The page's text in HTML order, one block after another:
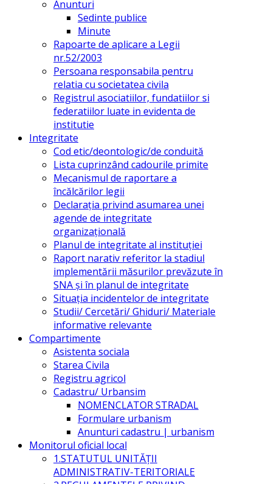
Anunturi
Sedinte publice
Minute
Rapoarte de aplicare a Legii
nr.52/2003
Persoana responsabila pentru
relatia cu societatea civila
Registrul asociatiilor, fundatiilor si
federatiilor luate in evidenta de
institutie
Integritate
Cod etic/deontologic/de conduită
Lista cuprinzând cadourile primite
Mecanismul de raportare a
încălcărilor legii
Declarația privind asumarea unei
agende de integritate
organizațională
Planul de integritate al instituției
Raport narativ referitor la stadiul
implementării măsurilor prevăzute în
SNA și în planul de integritate
Situația incidentelor de integritate
Studii/ Cercetări/ Ghiduri/ Materiale
informative relevante
Compartimente
Asistenta sociala
Starea Civila
Registru agricol
Cadastru/ Urbansim
NOMENCLATOR STRADAL
Formulare urbanism
Anunturi cadastru | urbanism
Monitorul oficial local
1.STATUTUL UNITĂŢII
ADMINISTRATIV-TERITORIALE